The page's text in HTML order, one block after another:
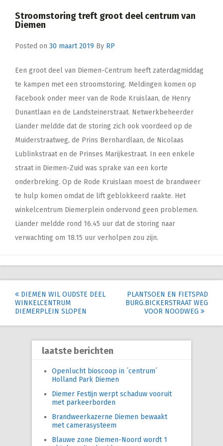
Stroomstoring treft groot deel centrum van
Diemen
Posted on 30 maart 2019 By RP
Een groot deel van Diemen-Centrum heeft zaterdagmiddag
te kampen met een stroomstoring. Meldingen komen op
Facebook onder meer van de Rode Kruislaan, de Henry
Dunantlaan en de Landsteinerstraat. Netwerkbeheerder
Liander meldde dat de storing zich ook voordeed op de
Muiderstraatweg, de Prins Bernhardlaan, de Nicolaas
Lublinkstraat en de Prinses Marijkestraat. In een enkele
straat in Diemen-Zuid was sprake van een korte
onderbreking. Op de Rode Kruislaan moest de brandweer
te hulp komen omdat de lift geblokkeerd raakte. Het
winkelcentrum Diemerplein ondervond geen problemen.
Liander meldde rond 16.45 uur dat de storing naar
verwachting om 18.15 uur verholpen zou zijn.
Post
navigation
DIEMEN WIL OUDSTE DEEL
WINKELCENTRUM
DIEMERPLEIN SLOPEN
PLANTSOEN EN FIETSPAD
BURG.BICKERSTRAAT WEG
VOOR NOODWEG
laatste berichten
Openlucht bioscoop in ´centrum´
Holland Park Diemen
Diemer Festijn werpt schaduw vooruit
met parkeerborden
Brandweerkazerne Diemen bewaakt
met camerasysteem
Blauwe zone Diemen-Noord wordt 1